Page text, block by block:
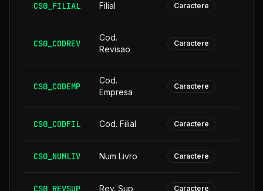
CS0_FILIAL Filial Caractere
CS0_CODREV
Cod.
Revisao
Caractere
CS0_CODEMP
Cod.
Empresa
Caractere
CS0_CODFIL Cod. Filial Caractere
CS0_NUMLIV Num Livro Caractere
CS0_REVSUP Rev. Sup. Caractere